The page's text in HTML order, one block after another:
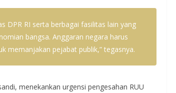
DPR RI serta berbagai fasilitas lain yang
bangsa. Anggaran negara harus
memanjakan pejabat publik,” tegasnya.
menekankan urgensi pengesahan RUU